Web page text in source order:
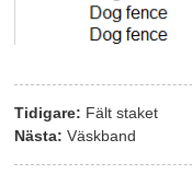
Tidigare: Fält staket
Nästa: Väskband